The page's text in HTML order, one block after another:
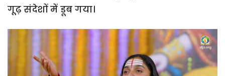
गूढ़ संदेशों में डूब गया।